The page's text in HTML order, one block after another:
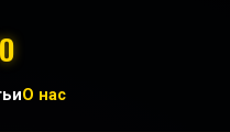
О нас